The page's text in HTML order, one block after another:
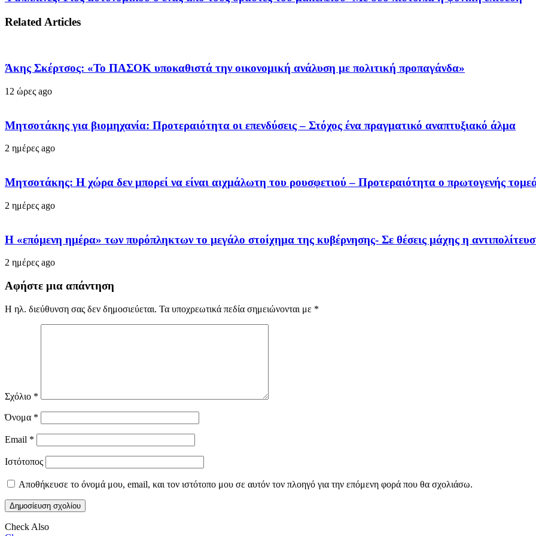
Related Articles
Άκης Σκέρτσος: «Το ΠΑΣΟΚ υποκαθιστά την οικονομική ανάλυση με πολιτική προπαγάνδα»
12 ώρες ago
Μητσοτάκης για βιομηχανία: Προτεραιότητα οι επενδύσεις – Στόχος ένα πραγματικό αναπτυξιακό άλμα
2 ημέρες ago
Μητσοτάκης: Η χώρα δεν μπορεί να είναι αιχμάλωτη του ρουσφετιού – Προτεραιότητα ο πρωτογενής
2 ημέρες ago
Η «επόμενη ημέρα» των πυρόπληκτων το μεγάλο στοίχημα της κυβέρνησης- Σε θέσεις μάχης η
2 ημέρες ago
Αφήστε μια απάντηση
Η ηλ. διεύθυνση σας δεν δημοσιεύεται. Τα υποχρεωτικά πεδία σημειώνονται με *
Σχόλιο *
Όνομα *
Email *
Ιστότοπος
Αποθήκευσε το όνομά μου, email, και τον ιστότοπο μου σε αυτόν τον πλοηγό για την επόμενη φορά που θα σχολιάσω.
Check Also